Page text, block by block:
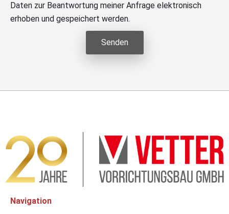
Daten zur Beantwortung meiner Anfrage elektronisch
erhoben und gespeichert werden.
Senden
Navigation